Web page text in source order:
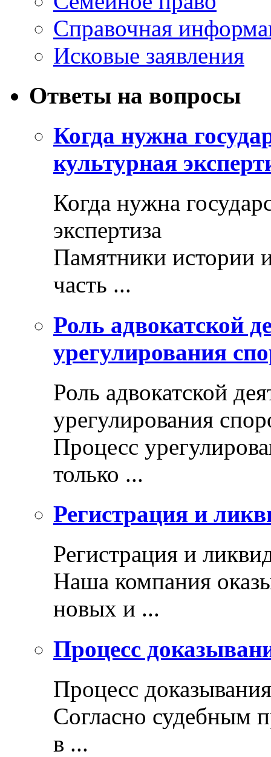
Справочная
Исковые заявления
Ответы на вопросы
Когда нужна
культурная
Когда нужна
экспертиза
Памятники истории
часть ...
Роль адвокатской
урегулирования
Роль адвокатской
урегулирования
Процесс
только ...
Регистрация и
Регистрация и
Наша компания
новых и ...
Процесс
Процесс доказывания
Согласно судебным
в ...